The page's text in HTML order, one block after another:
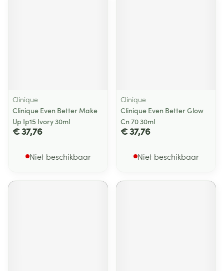
Clinique
Clinique Even Better Make
Up Ip15 Ivory 30ml
€ 37,76
Niet beschikbaar
Clinique
Clinique Even Better Glow
Cn 70 30ml
€ 37,76
Niet beschikbaar